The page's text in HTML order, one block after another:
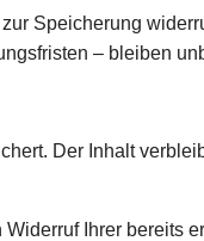
Speicherung
– bleiben
Der Inhalt
Ihrer bereits